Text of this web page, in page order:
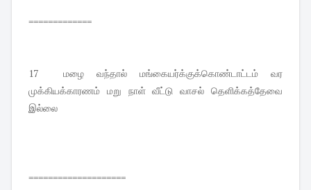
=============
17 மழை வந்தால் மங்கையர்க்குக்கொண்டாட்டம் வர
முக்கியக்காரணம் மறு நாள் வீட்டு வாசல் தெளிக்கத்தேவை
இல்லை
====================